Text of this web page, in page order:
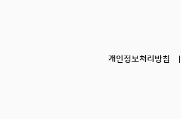
개인정보처리방침